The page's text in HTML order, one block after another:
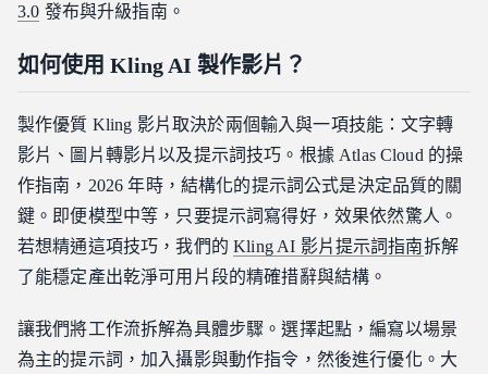
3.0 發布與升級指南。
如何使用 Kling AI 製作影片？
製作優質 Kling 影片取決於兩個輸入與一項技能：文字轉
影片、圖片轉影片以及提示詞技巧。根據 Atlas Cloud 的操
作指南，2026 年時，結構化的提示詞公式是決定品質的關
鍵。即便模型中等，只要提示詞寫得好，效果依然驚人。
若想精通這項技巧，我們的Kling AI 影片提示詞指南拆解
了能穩定產出乾淨可用片段的精確措辭與結構。
讓我們將工作流拆解為具體步驟。選擇起點，編寫以場景
為主的提示詞，加入攝影與動作指令，然後進行優化。大